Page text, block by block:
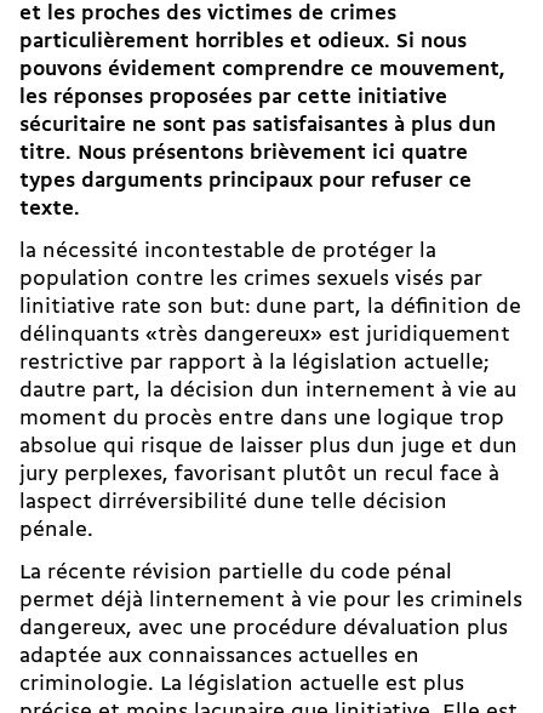
et les proches des victimes de crimes
particulièrement horribles et odieux. Si nous
pouvons évidement comprendre ce mouvement,
les réponses proposées par cette initiative
sécuritaire ne sont pas satisfaisantes à plus dun
titre. Nous présentons brièvement ici quatre
types darguments principaux pour refuser ce
texte.
la nécessité incontestable de protéger la
population contre les crimes sexuels visés par
linitiative rate son but: dune part, la définition de
délinquants «très dangereux» est juridiquement
restrictive par rapport à la législation actuelle;
dautre part, la décision dun internement à vie au
moment du procès entre dans une logique trop
absolue qui risque de laisser plus dun juge et dun
jury perplexes, favorisant plutôt un recul face à
laspect dirréversibilité dune telle décision
pénale.
La récente révision partielle du code pénal
permet déjà linternement à vie pour les criminels
dangereux, avec une procédure dévaluation plus
adaptée aux connaissances actuelles en
criminologie. La législation actuelle est plus